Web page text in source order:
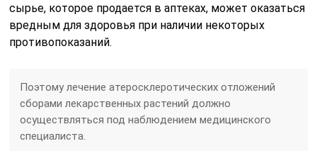
сырье, которое продается в аптеках, может оказаться
вредным для здоровья при наличии некоторых
противопоказаний.
Поэтому лечение атеросклеротических отложений
сборами лекарственных растений должно
осуществляться под наблюдением медицинского
специалиста.